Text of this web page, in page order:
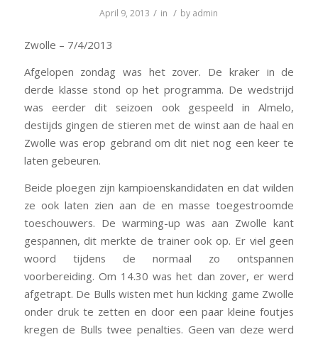
April 9, 2013 / in / by admin
Zwolle – 7/4/2013
Afgelopen zondag was het zover. De kraker in de
derde klasse stond op het programma. De wedstrijd
was eerder dit seizoen ook gespeeld in Almelo,
destijds gingen de stieren met de winst aan de haal en
Zwolle was erop gebrand om dit niet nog een keer te
laten gebeuren.
Beide ploegen zijn kampioenskandidaten en dat wilden
ze ook laten zien aan de en masse toegestroomde
toeschouwers. De warming-up was aan Zwolle kant
gespannen, dit merkte de trainer ook op. Er viel geen
woord tijdens de normaal zo ontspannen
voorbereiding. Om 14.30 was het dan zover, er werd
afgetrapt. De Bulls wisten met hun kicking game Zwolle
onder druk te zetten en door een paar kleine foutjes
kregen de Bulls twee penalties. Geen van deze werd